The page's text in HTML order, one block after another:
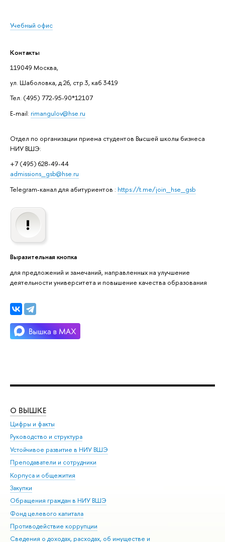
Учебный офис
Контакты
119049 Москва,
ул. Шаболовка, д.26, стр.3, каб 3419
Тел. (495) 772-95-90*12107
E-mail: rimangulov@hse.ru
Отдел по организации приема студентов Высшей школы бизнеса
НИУ ВШЭ:
+7 (495) 628-49-44
admissions_gsb@hse.ru
Telegram-канал для абитуриентов : https://t.me/join_hse_gsb
Выразительная кнопка
для предложений и замечаний, направленных на улучшение
деятельности университета и повышение качества образования
О ВЫШКЕ
Цифры и факты
Руководство и структура
Устойчивое развитие в НИУ ВШЭ
Преподаватели и сотрудники
Корпуса и общежития
Закупки
Обращения граждан в НИУ ВШЭ
Фонд целевого капитала
Противодействие коррупции
Сведения о доходах, расходах, об имуществе и